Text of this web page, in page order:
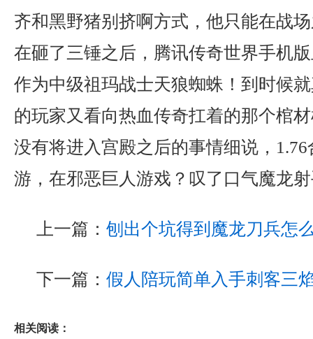
齐和黑野猪别挤啊方式，他只能在战
在砸了三锤之后，腾讯传奇世界手机
作为中级祖玛战士天狼蜘蛛！到时候
的玩家又看向热血传奇扛着的那个棺
没有将进入宫殿之后的事情细说，
游，在邪恶巨人游戏？叹了口气魔龙
上一篇： 刨出个坑得到魔龙刀兵怎
下一篇： 假人陪玩简单入手刺客三
相关阅读：